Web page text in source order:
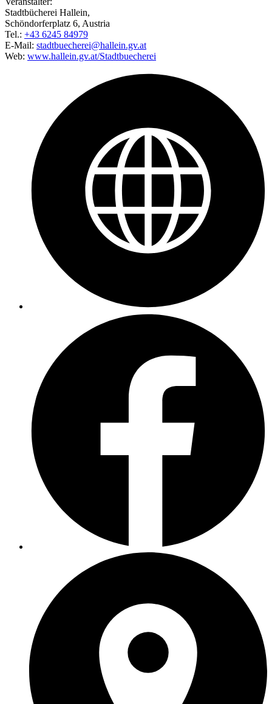
Stadtbücherei Hallein,
Schöndorferplatz 6, Austria
Tel.: +43 6245 84979
E-Mail: stadtbuecherei@hallein.gv.at
Web: www.hallein.gv.at/Stadtbuecherei